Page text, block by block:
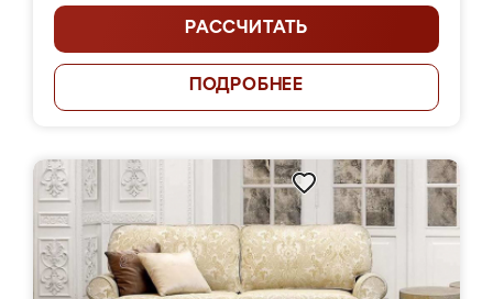
РАССЧИТАТЬ
ПОДРОБНЕЕ